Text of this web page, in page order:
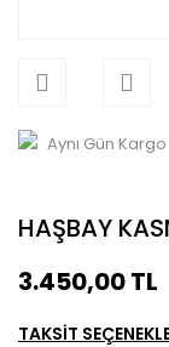
Aynı Gün Kargo
HAŞBAY
3.450,00 TL
TAKSİT